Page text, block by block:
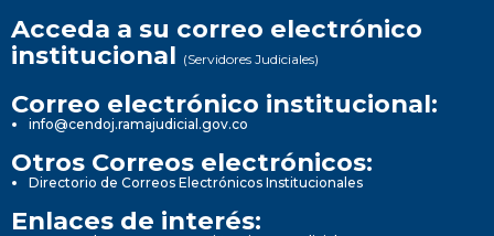
Acceda a su correo electrónico
institucional (Servidores Judiciales)
Correo electrónico institucional:
info@cendoj.ramajudicial.gov.co
Otros Correos electrónicos:
Directorio de Correos Electrónicos Institucionales
Enlaces de interés: